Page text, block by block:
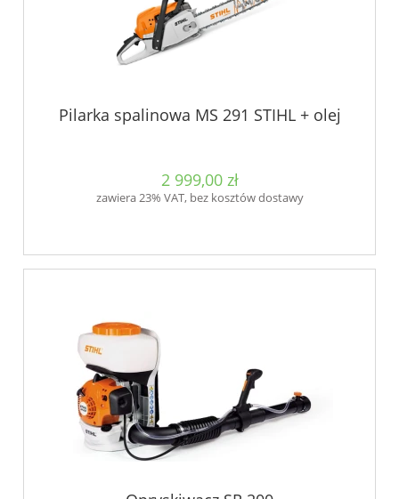
Pilarka spalinowa MS 291 STIHL + olej
2 999,00 zł
zawiera 23% VAT, bez kosztów dostawy